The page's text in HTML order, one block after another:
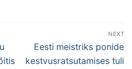
NEXT
Next
post:
Eesti meistriks ponide
kestvusratsutamises tuli